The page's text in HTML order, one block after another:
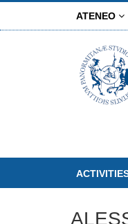
ATENEO